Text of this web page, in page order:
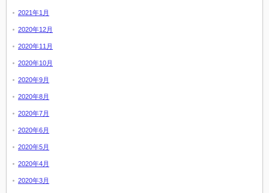
2021年1月
2020年12月
2020年11月
2020年10月
2020年9月
2020年8月
2020年7月
2020年6月
2020年5月
2020年4月
2020年3月